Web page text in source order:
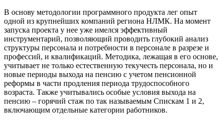
В основу методологии программного продукта лег опыт
одной из крупнейших компаний региона НЛМК. На момент
запуска проекта у нее уже имелся эффективный
инструментарий, позволяющий проводить глубокий анализ
структуры персонала и потребности в персонале в разрезе и
профессий, и квалификаций. Методика, лежащая в его основе,
учитывает не только естественную текучесть персонала, но и
новые периоды выхода на пенсию с учетом пенсионной
реформы в части продления периода трудоспособного
возраста. Также учитывались особые условия выхода на
пенсию – горячий стаж по так называемым Спискам 1 и 2,
включающим отдельные категории работников.